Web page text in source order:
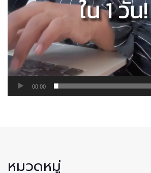
00:00
หมวดหมู่